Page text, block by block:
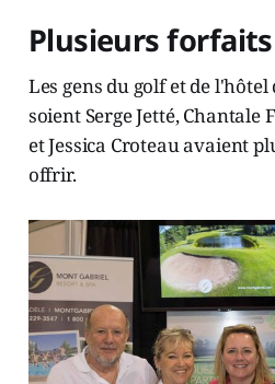
Plusieurs forfaits
Les gens du golf et de
soient Serge Jetté, Chantale
et Jessica Croteau avaient
offrir.